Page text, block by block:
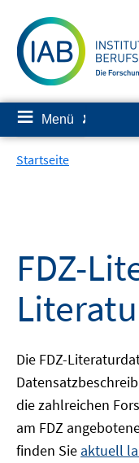
zum
Inhalt
≡ Menü ✘
Startseite
FDZ-
Die FDZ-
die zahlreichen
am FDZ
finden Sie aktuell